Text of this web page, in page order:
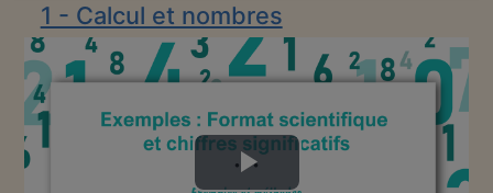
1 - Calcul et nombres